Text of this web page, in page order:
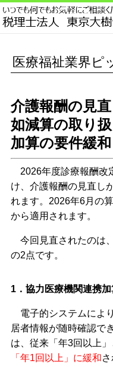
医療福祉業界ピ
介護報酬の見
如減算の取り
加算の要件緩和
2026年度診療報酬改
け、介護報酬の見直し
れます。2026年6月の
から適用されます。
今回見直されたのは
の2点です。
1．協力医療機関連携
電子的システムによ
居者情報が随時確認で
は、従来「年3回以上
「年1回以上」に緩和さ